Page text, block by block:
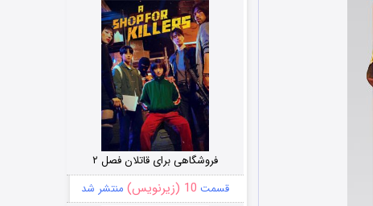
فروشگاهی برای قاتلان فصل ۲
قسمت 10 (زیرنویس) منتشر شد